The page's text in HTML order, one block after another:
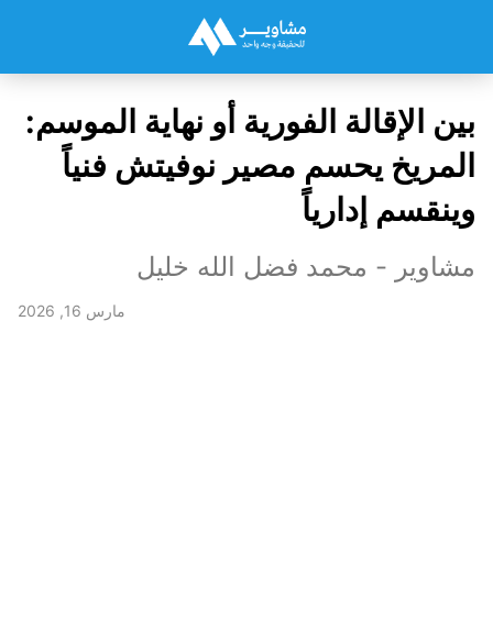
بين الإقالة الفورية أو نهاية الموسم:
المريخ يحسم مصير نوفيتش فنياً
وينقسم إدارياً
مشاوير - محمد فضل الله خليل
مارس 16, 2026